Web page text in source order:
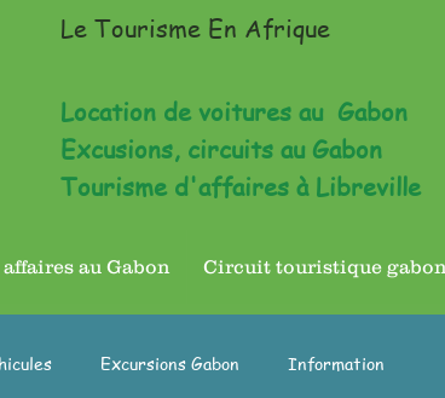
Le Tourisme En Afrique
Location de voitures au Gabon
Excusions, circuits au Gabon
Tourisme d'affaires à Libreville
au Gabon Circuit touristique gabon
Excursions Gabon Information